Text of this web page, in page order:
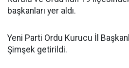
başkanları yer aldı.
Yeni Parti Ordu Kurucu İl
Şimşek getirildi.